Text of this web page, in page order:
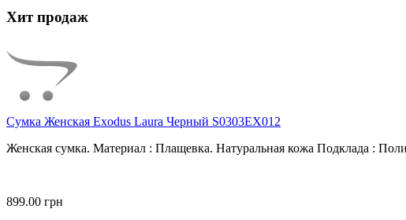
Хит продаж
Сумка Женская Exodus Laura Черный S0303EX012
Женская сумка. Материал : Плащевка. Натуральная кожа Подклада :
899.00 грн